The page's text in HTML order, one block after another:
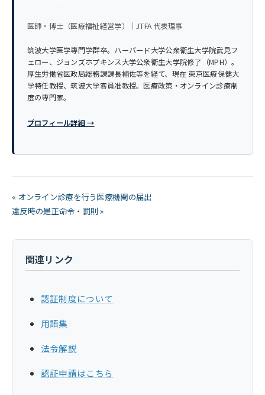
医師・博士（医療福祉経営学）｜JTFA 代表理事
筑波大学医学専門学群卒。ハーバード大学公衆衛生大学院武見フ
ェロー、ジョンズホプキンス大学公衆衛生大学院修了（MPH）。
厚生労働省医政局総務課課長補佐等を経て、現在 東京医療保健大
学特任教授、筑波大学客員准教授。医療政策・オンライン診療制
度の専門家。
プロフィール詳細 →
« オンライン診療を行う医療機関の届出
違反時の是正命令・罰則 »
関連リンク
認証制度について
用語集
法令解説
認証申請はこちら